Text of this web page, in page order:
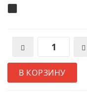
В КОРЗИНУ